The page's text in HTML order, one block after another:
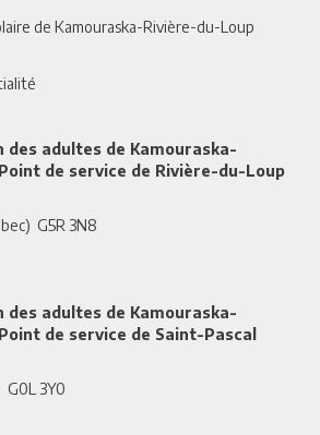
de Kamouraska-Rivière-du-Loup
des adultes de Kamouraska-
de service de Rivière-du-Loup
G5R 3N8
des adultes de Kamouraska-
de service de Saint-Pascal
G0L 3Y0